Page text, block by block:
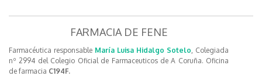
FARMACIA DE FENE
Farmacéutica responsable María Luisa Hidalgo Sotelo, Colegiada
nº 2994 del Colegio Oficial de Farmaceuticos de A Coruña. Oficina
de farmacia C194F.